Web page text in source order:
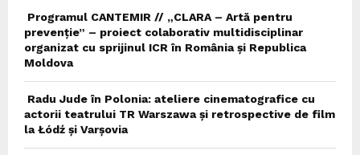
Programul CANTEMIR // „CLARA – Artă pentru
prevenție” – proiect colaborativ multidisciplinar
organizat cu sprijinul ICR în România și Republica
Moldova
Radu Jude în Polonia: ateliere cinematografice cu
actorii teatrului TR Warszawa și retrospective de film
la Łódź și Varșovia